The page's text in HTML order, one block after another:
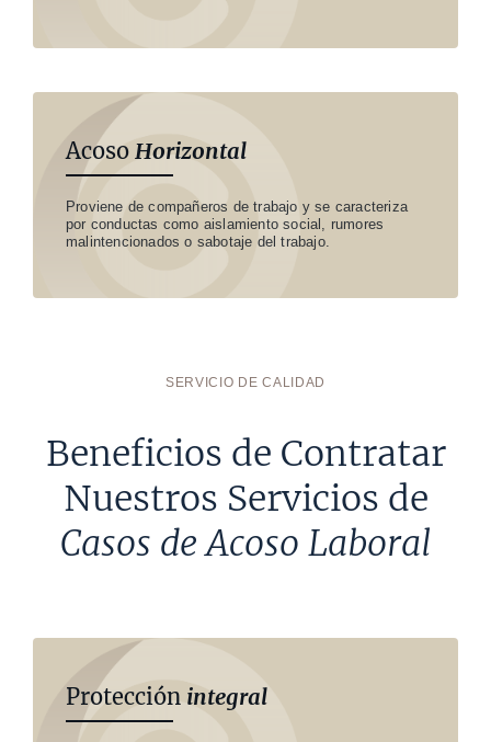
Acoso Horizontal
Proviene de compañeros de trabajo y se caracteriza
por conductas como aislamiento social, rumores
malintencionados o sabotaje del trabajo.
SERVICIO DE CALIDAD
Beneficios de Contratar
Nuestros Servicios de
Casos de Acoso Laboral
Protección integral